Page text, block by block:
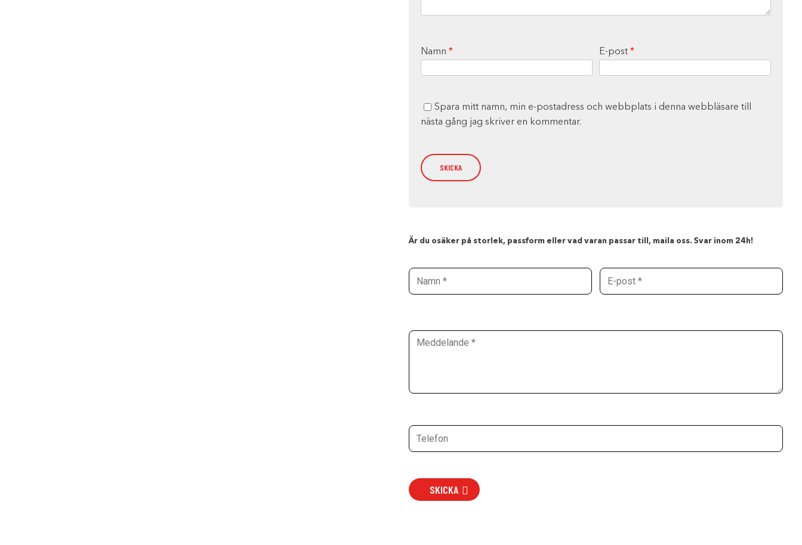
Namn * E-post*
Spara mitt namn, min e-postadress och webbplats i denna webbläsare till
nästa gång jag skriver en kommentar.
Är du osäker på storlek, passform eller vad varan passar till, maila oss. Svar inom 24h!
SKICKA